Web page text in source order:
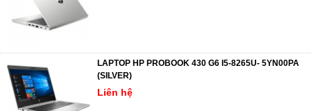
LAPTOP HP PROBOOK 430 G6 I5-8265U- 5YN00PA
(SILVER)
Liên hệ